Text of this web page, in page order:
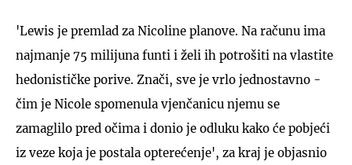
'Lewis je premlad za Nicoline planove. Na računu ima
najmanje 75 milijuna funti i želi ih potrošiti na vlastite
hedonističke porive. Znači, sve je vrlo jednostavno -
čim je Nicole spomenula vjenčanicu njemu se
zamaglilo pred očima i donio je odluku kako će pobjeći
iz veze koja je postala opterećenje', za kraj je objasnio